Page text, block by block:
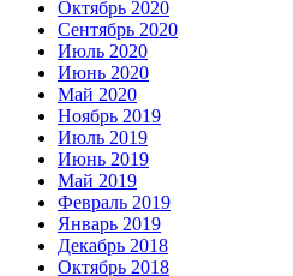
Октябрь 2020
Сентябрь 2020
Июль 2020
Июнь 2020
Май 2020
Ноябрь 2019
Июль 2019
Июнь 2019
Май 2019
Февраль 2019
Январь 2019
Декабрь 2018
Октябрь 2018